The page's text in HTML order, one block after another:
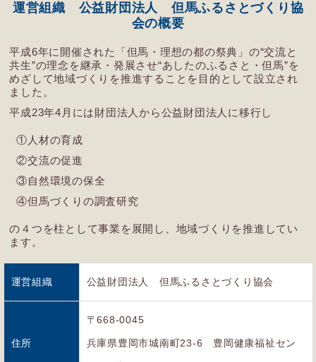
運営組織 公益財団法人 但馬ふるさとづくり協
会の概要
平成6年に開催された「但馬・理想の都の祭典」の“交流と
共生”の理念を継承・発展させ“あしたのふるさと・但馬”を
めざして地域づくりを推進することを目的として設立され
ました。
平成23年4月には財団法人から公益財団法人に移行し
①人材の育成
②交流の促進
③自然環境の保全
④但馬づくりの調査研究
の４つを柱として事業を展開し、地域づくりを推進してい
ます。
運営組織 公益財団法人 但馬ふるさとづくり協会
住所
〒668-0045
兵庫県豊岡市城南町23-6 豊岡健康福祉セン